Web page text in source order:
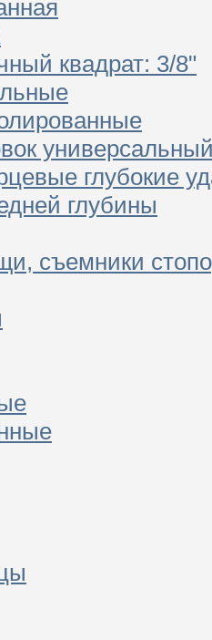
квадрат: 3/8"
глубокие
глубины
съемники